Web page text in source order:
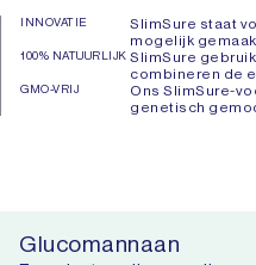
INNOVATIE
SlimSure staat
mogelijk
100% NATUURLIJK SlimSure
combineren de
GMO-VRIJ
Ons SlimSure-
genetisch
Glucomannaan